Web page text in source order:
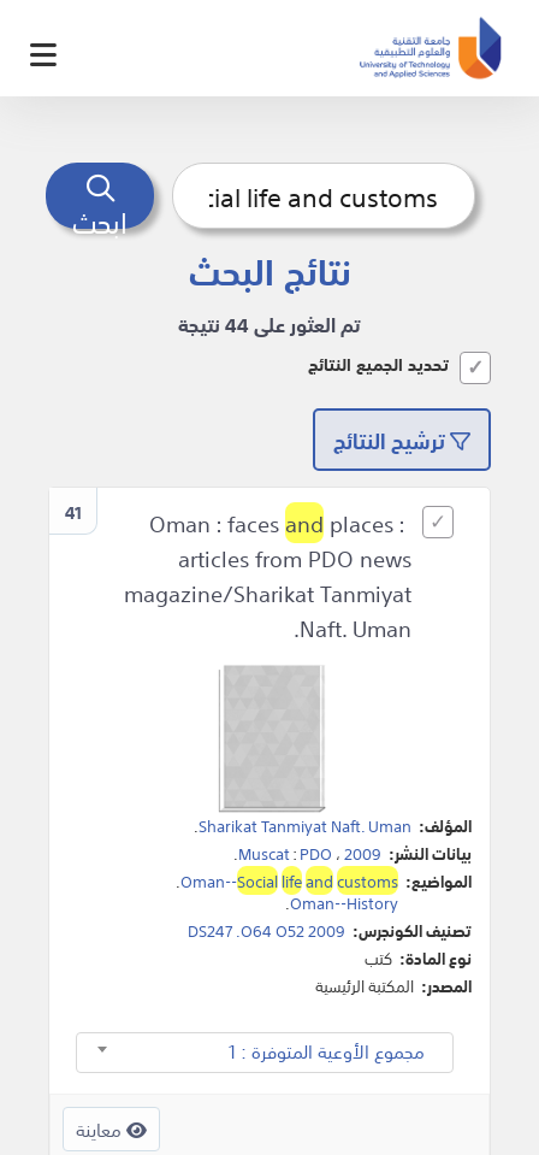
ابحث
نتائج البحث
تم العثور على 44 نتيجة
تحديد الجميع النتائج
ترشيح النتائج
41 andplaces :
articles from PDO news
magazine/Sharikat Tanmiyat
Naft. Uman.
المؤلف: Sharikat Tanmiyat Naft. Uman
.
بيانات النشر:
Muscat:PDO ،2009
.
المواضيع:
Oman--Sociallifeandcustoms
.
Oman--History
.
تصنيف الكونجرس: DS247 .O64 O52 2009
نوع المادة: كتب
المصدر: المكتبة الرئيسية
مجموع الأوعية المتوفرة : 1
معاينة